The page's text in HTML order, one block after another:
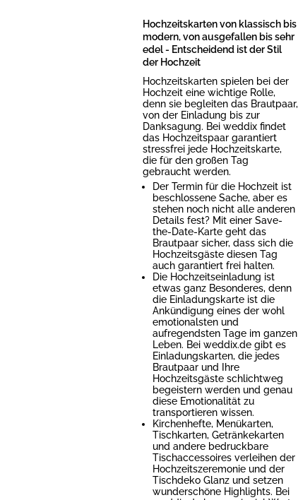
Hochzeitskarten von klassisch bis
modern, von ausgefallen bis sehr
edel - Entscheidend ist der Stil
der Hochzeit
Hochzeitskarten spielen bei der
Hochzeit eine wichtige Rolle,
denn sie begleiten das Brautpaar,
von der Einladung bis zur
Danksagung. Bei weddix findet
das Hochzeitspaar garantiert
stressfrei jede Hochzeitskarte,
die für den großen Tag
gebraucht werden.
Der Termin für die Hochzeit ist
beschlossene Sache, aber es
stehen noch nicht alle anderen
Details fest? Mit einer Save-
the-Date-Karte geht das
Brautpaar sicher, dass sich die
Hochzeitsgäste diesen Tag
auch garantiert frei halten.
Die Hochzeitseinladung ist
etwas ganz Besonderes, denn
die Einladungskarte ist die
Ankündigung eines der wohl
emotionalsten und
aufregendsten Tage im ganzen
Leben. Bei weddix.de gibt es
Einladungskarten, die jedes
Brautpaar und Ihre
Hochzeitsgäste schlichtweg
begeistern werden und genau
diese Emotionalität zu
transportieren wissen.
Kirchenhefte, Menükarten,
Tischkarten, Getränkekarten
und andere bedruckbare
Tischaccessoires verleihen der
Hochzeitszeremonie und der
Tischdeko Glanz und setzen
wunderschöne Highlights. Bei